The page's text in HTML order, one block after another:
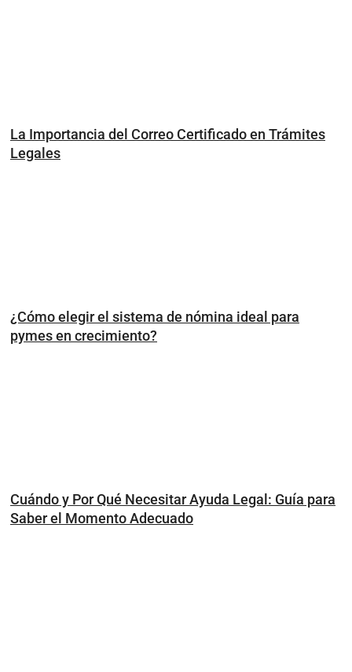
La Importancia del Correo Certificado en Trámites
Legales
¿Cómo elegir el sistema de nómina ideal para
pymes en crecimiento?
Cuándo y Por Qué Necesitar Ayuda Legal: Guía para
Saber el Momento Adecuado